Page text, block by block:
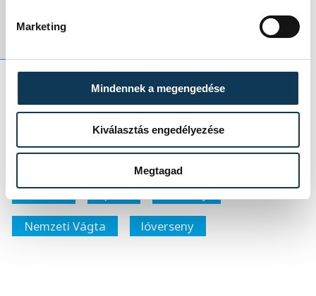
Marketing
Mindennek a megengedése
Kiválasztás engedélyezése
Megtagad
A dobogóra még Hajós (Földes Bence) és
Temerin (Nagy Arnold) állhatott.
közélet sport
Csetény
Nemzeti Vágta
lóverseny